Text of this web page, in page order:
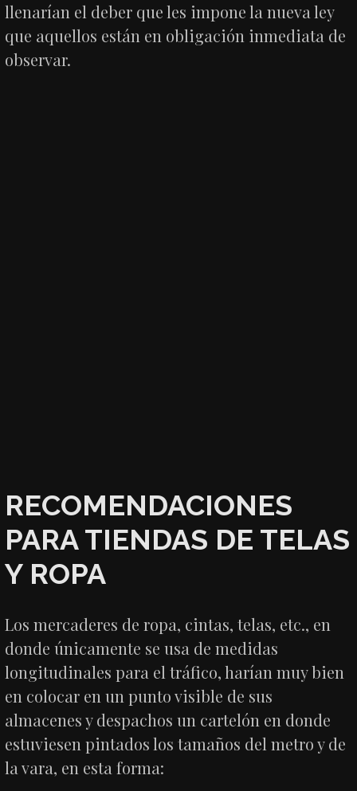
llenarían el deber que les impone la nueva ley
que aquellos están en obligación inmediata de
observar.
RECOMENDACIONES
PARA TIENDAS DE TELAS
Y ROPA
Los mercaderes de ropa, cintas, telas, etc., en
donde únicamente se usa de medidas
longitudinales para el tráfico, harían muy bien
en colocar en un punto visible de sus
almacenes y despachos un cartelón en donde
estuviesen pintados los tamaños del metro y de
la vara, en esta forma: